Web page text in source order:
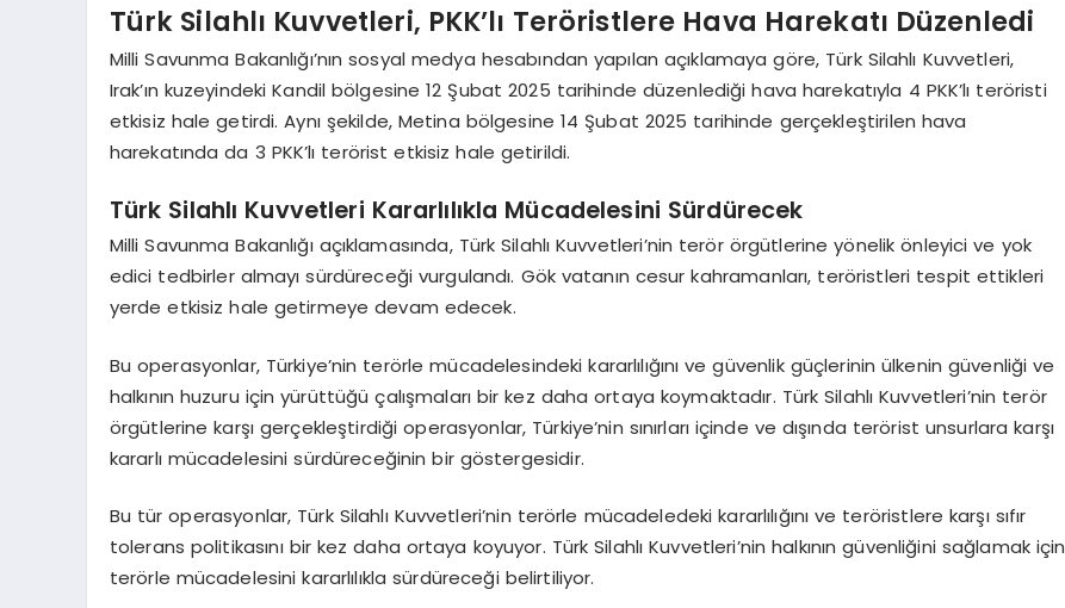
Türk Silahlı Kuvvetleri, PKK’lı Teröristlere Hava Harekatı Düzenledi
Milli Savunma Bakanlığı’nın sosyal medya hesabından yapılan açıklamaya göre, Türk Silahlı Kuvvetleri,
Irak’ın kuzeyindeki Kandil bölgesine 12 Şubat 2025 tarihinde düzenlediği hava harekatıyla 4 PKK’lı teröristi
etkisiz hale getirdi. Aynı şekilde, Metina bölgesine 14 Şubat 2025 tarihinde gerçekleştirilen hava
harekatında da 3 PKK’lı terörist etkisiz hale getirildi.
Türk Silahlı Kuvvetleri Kararlılıkla Mücadelesini Sürdürecek
Milli Savunma Bakanlığı açıklamasında, Türk Silahlı Kuvvetleri’nin terör örgütlerine yönelik önleyici ve yok
edici tedbirler almayı sürdüreceği vurgulandı. Gök vatanın cesur kahramanları, teröristleri tespit ettikleri
yerde etkisiz hale getirmeye devam edecek.
Bu operasyonlar, Türkiye’nin terörle mücadelesindeki kararlılığını ve güvenlik güçlerinin ülkenin güvenliği ve
halkının huzuru için yürüttüğü çalışmaları bir kez daha ortaya koymaktadır. Türk Silahlı Kuvvetleri’nin terör
örgütlerine karşı gerçekleştirdiği operasyonlar, Türkiye’nin sınırları içinde ve dışında terörist unsurlara karşı
kararlı mücadelesini sürdüreceğinin bir göstergesidir.
Bu tür operasyonlar, Türk Silahlı Kuvvetleri’nin terörle mücadeledeki kararlılığını ve teröristlere karşı sıfır
tolerans politikasını bir kez daha ortaya koyuyor. Türk Silahlı Kuvvetleri’nin halkının güvenliğini sağlamak için
terörle mücadelesini kararlılıkla sürdüreceği belirtiliyor.